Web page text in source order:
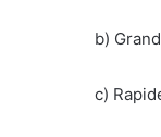
b) Grand
c)